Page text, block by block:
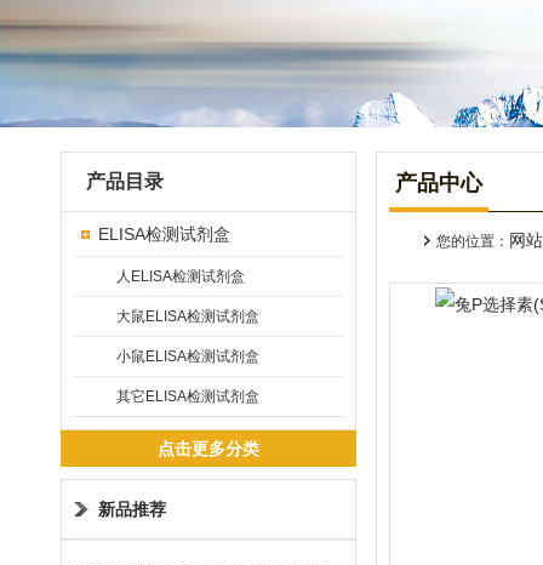
产品目录
ELISA检测试剂盒
人ELISA检测试剂盒
大鼠ELISA检测试剂盒
小鼠ELISA检测试剂盒
其它ELISA检测试剂盒
点击更多分类
新品推荐
产品中心
您的位置： 网